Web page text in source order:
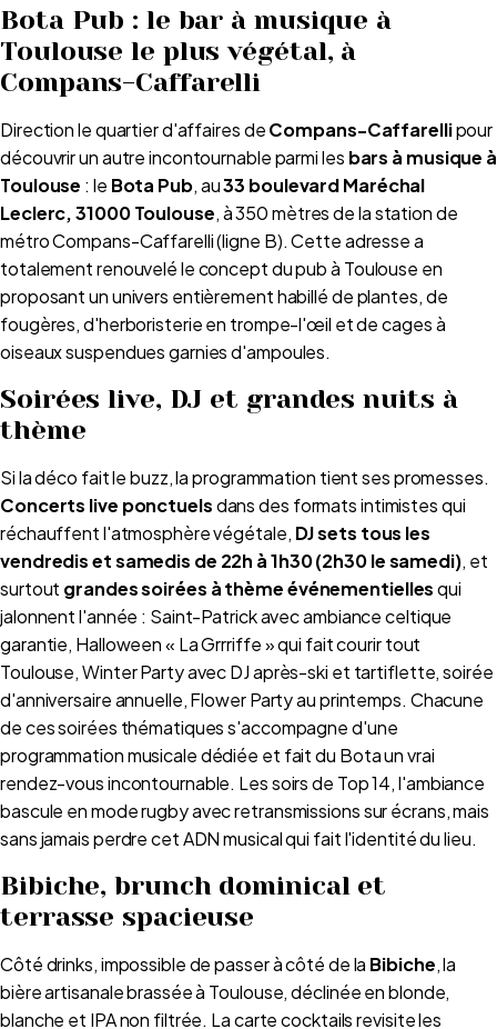
Bota Pub : le bar à musique à
Toulouse le plus végétal, à
Compans-Caffarelli
Direction le quartier d'affaires deCompans-Caffarellipour
découvrir un autre incontournable parmi les bars à musique à
Toulouse : le Bota Pub, au33 boulevard Maréchal
Leclerc, 31000 Toulouse, à 350 mètres de la station de
métro Compans-Caffarelli (ligne B). Cette adresse a
totalement renouvelé le concept du pub à Toulouse en
proposant un univers entièrement habillé de plantes, de
fougères, d'herboristerie en trompe-l'œil et de cages à
oiseaux suspendues garnies d'ampoules.
Soirées live, DJ et grandes nuits à
thème
Si la déco fait le buzz, la programmation tient ses promesses.
Concerts live ponctuelsdans des formats intimistes qui
réchauffent l'atmosphère végétale, DJ sets tous les
vendredis et samedis de 22h à 1h30 (2h30 le samedi), et
surtout grandes soirées à thème événementiellesqui
jalonnent l'année : Saint-Patrick avec ambiance celtique
garantie, Halloween « La Grrriffe » qui fait courir tout
Toulouse, Winter Party avec DJ après-ski et tartiflette, soirée
d'anniversaire annuelle, Flower Party au printemps. Chacune
de ces soirées thématiques s'accompagne d'une
programmation musicale dédiée et fait du Bota un vrai
rendez-vous incontournable. Les soirs de Top 14, l'ambiance
bascule en mode rugby avec retransmissions sur écrans, mais
sans jamais perdre cet ADN musical qui fait l'identité du lieu.
Bibiche, brunch dominical et
terrasse spacieuse
Côté drinks, impossible de passer à côté de la Bibiche, la
bière artisanale brassée à Toulouse, déclinée en blonde,
blanche et IPA non filtrée. La carte cocktails revisite les